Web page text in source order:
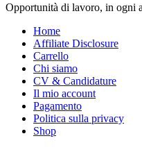
Opportunità di lavoro, in ogni
Home
Affiliate Disclosure
Carrello
Chi siamo
CV & Candidature
Il mio account
Pagamento
Politica sulla privacy
Shop